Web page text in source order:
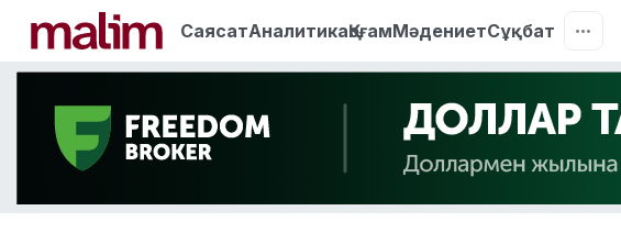
СаясатАналитикаҚоғамМәдениетСұқбат